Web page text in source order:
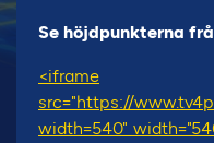
Se höjdpunkterna
<iframe
src="https://
width=540"